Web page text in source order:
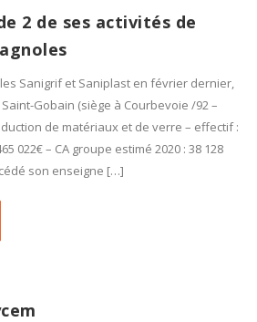
2 de ses activités de
Sanigrif et Saniplast en février dernier,
Gobain (siège à Courbevoie /92 –
de matériaux et de verre – effectif :
022€ – CA groupe estimé 2020 : 38 128
son enseigne […]